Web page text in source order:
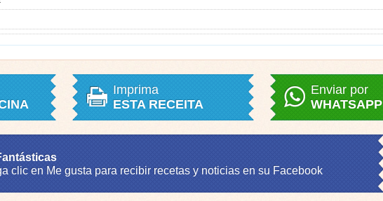
Imprima
ESTA RECEITA
Enviar por
WHATSAPP
clic en Me gusta para recibir recetas y noticias en su Facebook